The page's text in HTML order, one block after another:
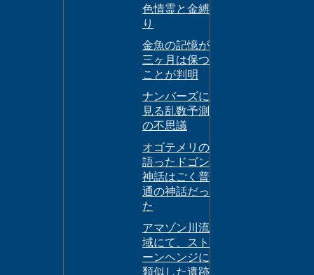
色情霊と金縛
り
金魚の記憶が
三ヶ月は保つ
ことが判明
ナンバーズに
見る乱数予測
の不思議
オゴテメリの
語ったドゴン
神話はごく普
通の神話だっ
た
アマゾン川流
域にて、スト
ーンヘンジに
類似した遺跡